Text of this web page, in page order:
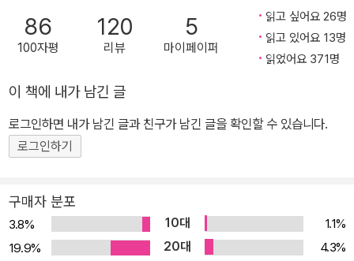
츠러들어 아무것도 할 수 없었다. 뿐만 아니라 보고 있는 것만으로도
괴로워서 그를 억지로 멀리했다. 양심의 가책에 시달리는 아미르의
모습은 오히려 건전한 것인지도 모른다. 그러나 그는 오랜 세월이 흐
는 도망쳤다. 나는 겁쟁이였기 때문에 도망쳤다. 아세프가 무서웠고
그가 내게 할 짓이 두려웠다. 상처받을 것이 두려웠다. 골목의 하산에
게서 등을 돌리면서 나는 나 자신에게 그렇게 변명했다. 나는 나 자신
프의 말이 옳다는 것이었다. 어쩌면 하산은 바바의 마음을 얻기 위해
내가 치러야만 하는 대가이자 내가 죽여야만 하는 양이었다. 그것이
공정한 대가였을까? 그 대답이 나도 모르는 사이에 의식 속에 떠올랐
86
100자평
120
리뷰
5
마이페이퍼
읽고 싶어요 26명
읽고 있어요 13명
읽었어요 371명
이 책에 내가 남긴 글
로그인하면 내가 남긴 글과 친구가 남긴 글을 확인할 수 있습니다.
로그인하기
구매자 분포
3.8% 10대
1.1%
19.9%
20대
4.3%